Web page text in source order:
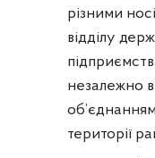
різними
відділу
незалежно
території